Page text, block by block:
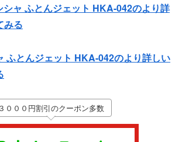
ャ ふとんジェット HKA-042のより詳
みる
ふとんジェット HKA-042のより詳しい
３０００円割引のクーポン多数